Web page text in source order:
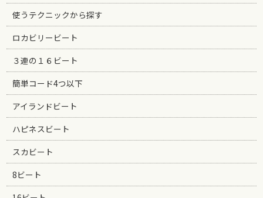
使うテクニックから探す
ロカビリービート
３連の１６ビート
簡単コード4つ以下
アイランドビート
ハピネスビート
スカビート
8ビート